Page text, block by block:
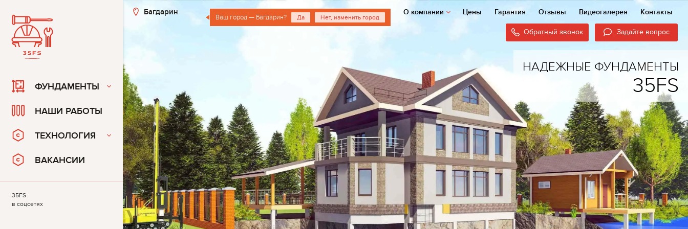
Багдарин
Ваш город — Багдарин? Да Нет, изменить город
О компании Цены Гарантия Отзывы Видеогалерея Контакты
Обратный звонок Задайте вопрос
НАДЕЖНЫЕ ФУНДАМЕНТЫ
35FS
ФУНДАМЕНТЫ
НАШИ РАБОТЫ
ТЕХНОЛОГИЯ
ВАКАНСИИ
35FS
в соцсетях